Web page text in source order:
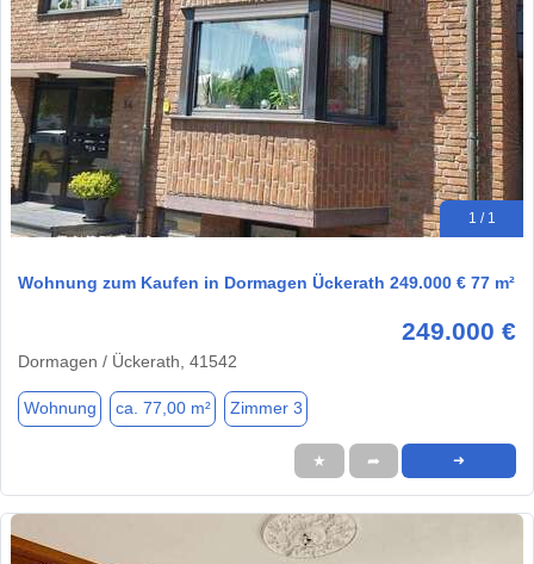
1 / 1
Wohnung zum Kaufen in Dormagen Ückerath 249.000 € 77 m²
249.000 €
Dormagen / Ückerath, 41542
Wohnung ca. 77,00 m² Zimmer 3
★ ➦ ➜